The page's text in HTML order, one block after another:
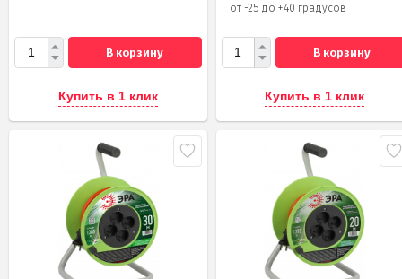
В корзину
Купить в 1 клик
от -25 до +40 градусов
В корзину
Купить в 1 клик